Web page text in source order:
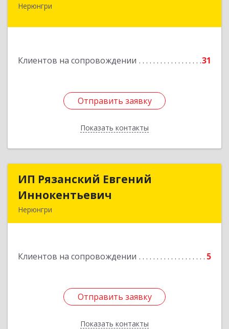
Нерюнгри
Клиентов на сопровождении 31
Отправить заявку
Показать контакты
675002, Амурская область, г. Благовещенск, ул.
Отправить заявку
Назад
ИП Рязанский Евгений
Иннокентьевич
Нерюнгри
Клиентов на сопровождении 5
Отправить заявку
Показать контакты
ИП Рязанский Евгений
Подробнее
Отправить заявку
Назад